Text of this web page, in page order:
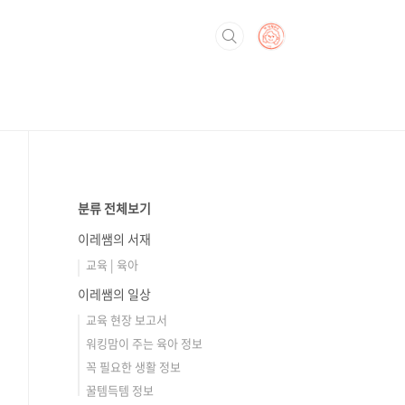
분류 전체보기
이레쌤의 서재
교육 | 육아
이레쌤의 일상
교육 현장 보고서
워킹맘이 주는 육아 정보
꼭 필요한 생활 정보
꿀템득템 정보